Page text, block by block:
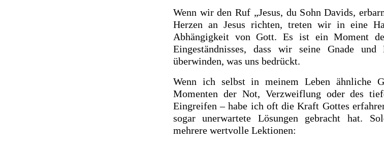
Wenn wir den Ruf „Jesus, du Sohn Davids,
Herzen an Jesus richten, treten wir in eine
Abhängigkeit von Gott. Es ist ein Moment
Eingeständnisses, dass wir seine Gnade
überwinden, was uns bedrückt.
Wenn ich selbst in meinem Leben ähnliche
Momenten der Not, Verzweiflung oder des
Eingreifen – habe ich oft die Kraft Gottes
sogar unerwartete Lösungen gebracht hat.
mehrere wertvolle Lektionen: